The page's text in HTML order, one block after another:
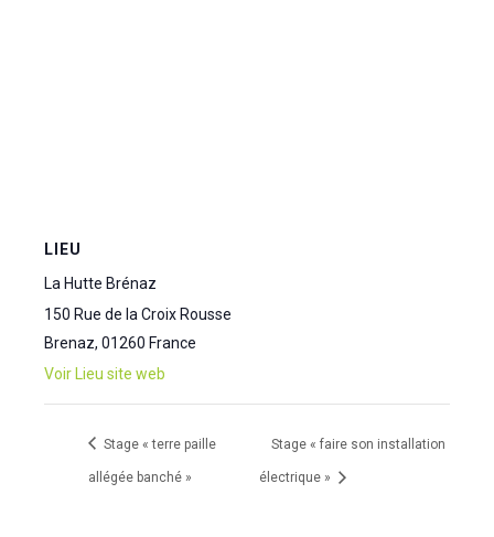
LIEU
La Hutte Brénaz
150 Rue de la Croix Rousse
Brenaz, 01260 France
Voir Lieu site web
Stage « terre paille
allégée banché »
Stage « faire son installation
électrique »